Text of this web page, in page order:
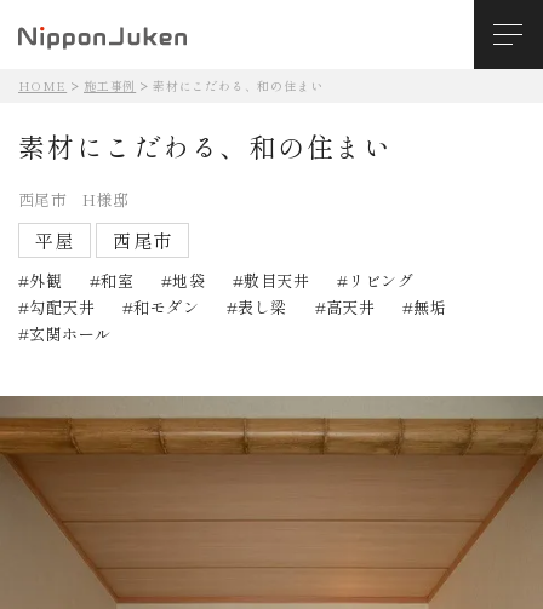
HOME 施工事例 素材にこだわる、和の住まい
素材にこだわる、和の住まい
西尾市 H様邸
平屋 西尾市
外観 和室 地袋 敷目天井
リビング
勾配天井
和モダン 表し梁 高天井
無垢
玄関ホール